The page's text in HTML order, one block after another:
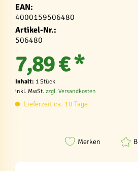
EAN:
4000159506480
Artikel-Nr.:
506480
7,89 € *
Inhalt: 1 Stück
inkl. MwSt. zzgl. Versandkosten
Lieferzeit ca. 10 Tage
Merken